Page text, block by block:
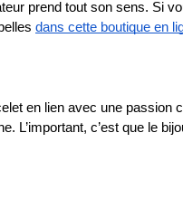
prend tout son sens. Si
dans cette boutique en
en lien avec une passion
L’important, c’est que le